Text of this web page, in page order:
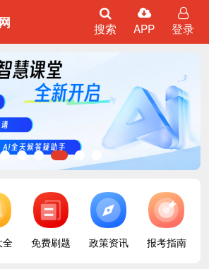
搜索 APP 登录
4 5 6
全 免费刷题 政策资讯 报考指南